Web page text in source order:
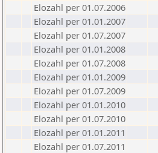
Elozahl per 01.07.2006
Elozahl per 01.01.2007
Elozahl per 01.07.2007
Elozahl per 01.01.2008
Elozahl per 01.07.2008
Elozahl per 01.01.2009
Elozahl per 01.07.2009
Elozahl per 01.01.2010
Elozahl per 01.07.2010
Elozahl per 01.01.2011
Elozahl per 01.07.2011